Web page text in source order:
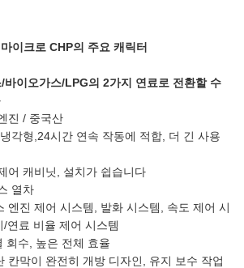
이크로 CHP의 주요 캐릭터
바이오가스/LPG의 2가지 연료로 전환할 수
진 / 중국산
각형,24시간 연속 작동에 적합, 더 긴 사용
어 캐비닛, 설치가 쉽습니다
열차
엔진 제어 시스템, 발화 시스템, 속도 제어 시
/연료 비율 제어 시스템
회수, 높은 전체 효율
칸막이 완전히 개방 디자인, 유지 보수 작업